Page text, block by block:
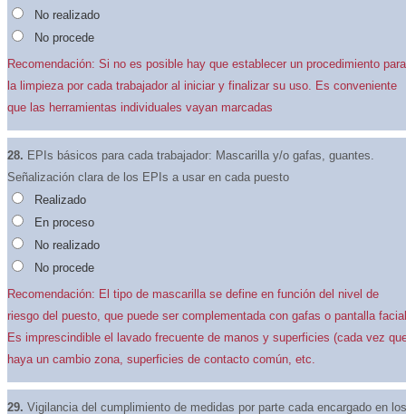
No realizado
No procede
Recomendación: Si no es posible hay que establecer un procedimiento para
la limpieza por cada trabajador al iniciar y finalizar su uso. Es conveniente
que las herramientas individuales vayan marcadas
28. EPIs básicos para cada trabajador: Mascarilla y/o gafas, guantes.
Señalización clara de los EPIs a usar en cada puesto
Realizado
En proceso
No realizado
No procede
Recomendación: El tipo de mascarilla se define en función del nivel de
riesgo del puesto, que puede ser complementada con gafas o pantalla
Es imprescindible el lavado frecuente de manos y superficies (cada vez
haya un cambio zona, superficies de contacto común, etc.
29. Vigilancia del cumplimiento de medidas por parte cada encargado en los